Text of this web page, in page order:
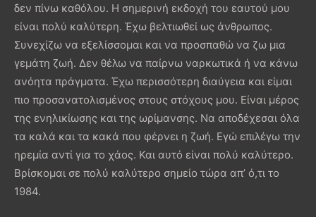
δεν πίνω καθόλου. Η σημερινή εκδοχή του εαυτού μου
είναι πολύ καλύτερη. Έχω βελτιωθεί ως άνθρωπος.
Συνεχίζω να εξελίσσομαι και να προσπαθώ να ζω μια
γεμάτη ζωή. Δεν θέλω να παίρνω ναρκωτικά ή να κάνω
ανόητα πράγματα. Έχω περισσότερη διαύγεια και είμαι
πιο προσανατολισμένος στους στόχους μου. Είναι μέρος
της ενηλικίωσης και της ωρίμανσης. Να αποδέχεσαι όλα
τα καλά και τα κακά που φέρνει η ζωή. Εγώ επιλέγω την
ηρεμία αντί για το χάος. Και αυτό είναι πολύ καλύτερο.
Βρίσκομαι σε πολύ καλύτερο σημείο τώρα απ’ ό,τι το
1984.